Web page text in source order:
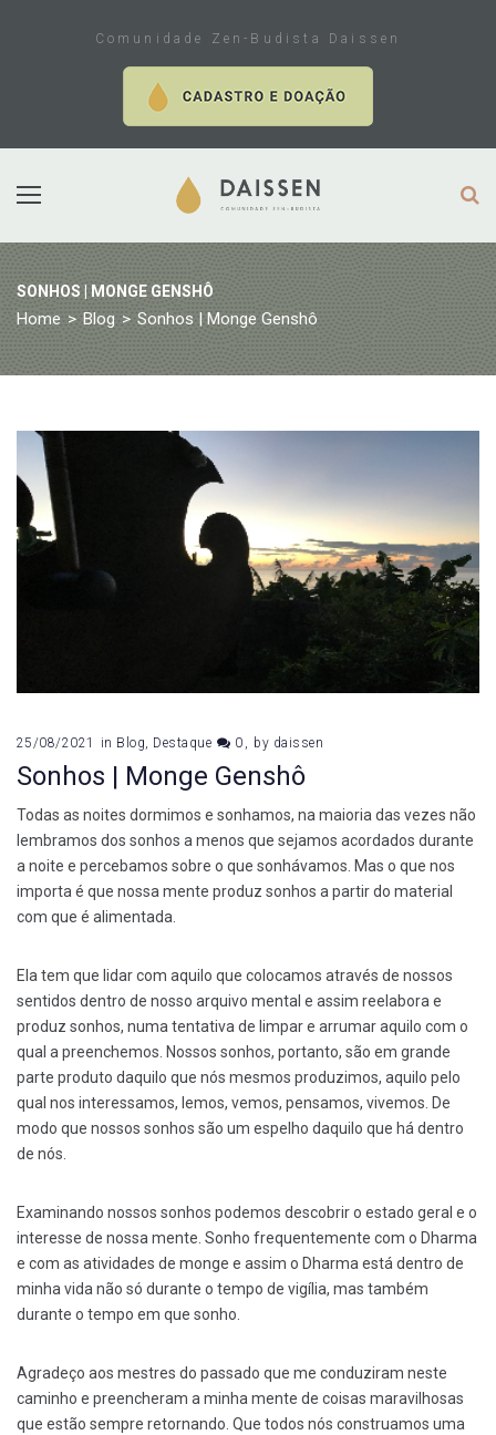
Comunidade Zen-Budista Daissen
SONHOS | MONGE GENSHÔ
Home > Blog > Sonhos | Monge Genshô
25/08/2021 in Blog, Destaque 0 by daissen
Sonhos | Monge Genshô
Todas as noites dormimos e sonhamos, na maioria das vezes não
lembramos dos sonhos a menos que sejamos acordados durante
a noite e percebamos sobre o que sonhávamos. Mas o que nos
importa é que nossa mente produz sonhos a partir do material
com que é alimentada.
Ela tem que lidar com aquilo que colocamos através de nossos
sentidos dentro de nosso arquivo mental e assim reelabora e
produz sonhos, numa tentativa de limpar e arrumar aquilo com o
qual a preenchemos. Nossos sonhos, portanto, são em grande
parte produto daquilo que nós mesmos produzimos, aquilo pelo
qual nos interessamos, lemos, vemos, pensamos, vivemos. De
modo que nossos sonhos são um espelho daquilo que há dentro
de nós.
Examinando nossos sonhos podemos descobrir o estado geral e o
interesse de nossa mente. Sonho frequentemente com o Dharma
e com as atividades de monge e assim o Dharma está dentro de
minha vida não só durante o tempo de vigília, mas também
durante o tempo em que sonho.
Agradeço aos mestres do passado que me conduziram neste
caminho e preencheram a minha mente de coisas maravilhosas
que estão sempre retornando. Que todos nós construamos uma